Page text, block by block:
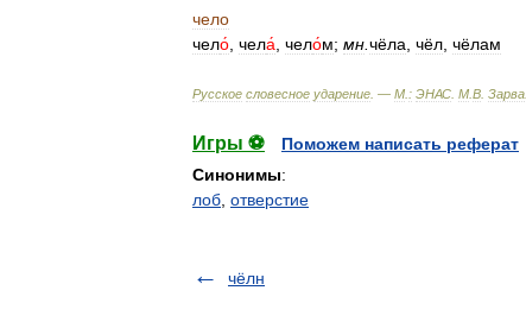
чело
чело́ чела́ чело́м; мн чёла чёл чёлам
Русское словесное ударение . — М : ЭНАС М В Зарва
Игры ⚽
Поможем написать реферат
Синонимы:
лоб отверстие
чёлн